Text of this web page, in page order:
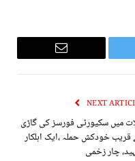
Email
NEXT
میں سکیورٹی فورسز کی گاڑی
قریب خودکش حملہ ،ایک اہلکار
چار زخمی